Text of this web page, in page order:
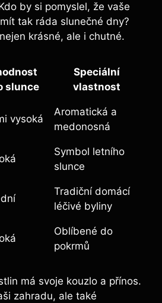
by si pomyslel, že vaše
tak ráda slunečné dny?
krásné, ale i chutné.
slunce
Speciální
vlastnost
vysoká
Aromatická a
medonosná
Symbol letního
slunce
Tradiční domácí
léčivé byliny
Oblíbené do
pokrmů
má svoje kouzlo a přínos.
zahradu, ale také